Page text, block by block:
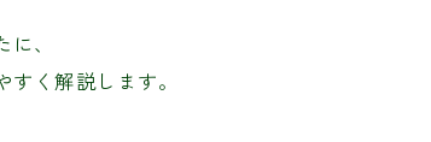
、
すく解説します。